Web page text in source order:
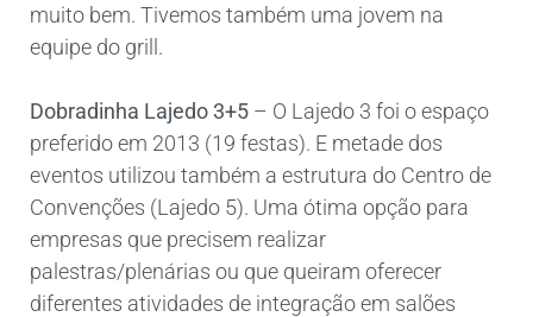
muito bem. Tivemos também uma jovem na
equipe do grill.
Dobradinha Lajedo 3+5 – O Lajedo 3 foi o espaço
preferido em 2013 (19 festas). E metade dos
eventos utilizou também a estrutura do Centro de
Convenções (Lajedo 5). Uma ótima opção para
empresas que precisem realizar
palestras/plenárias ou que queiram oferecer
diferentes atividades de integração em salões